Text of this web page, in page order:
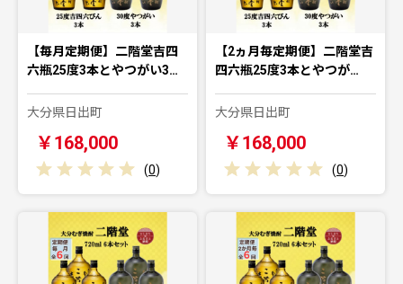
【毎月定期便】二階堂吉四
六瓶25度3本とやつがい3…
大分県日出町
￥168,000
(0)
【2ヵ月毎定期便】二階堂吉
四六瓶25度3本とやつが…
大分県日出町
￥168,000
(0)